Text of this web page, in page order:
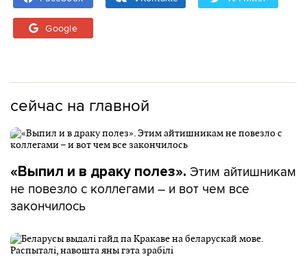
Google
сейчас на главной
«Выпил и в драку полез». Этим айтишникам
не повезло с коллегами – и вот чем все
закончилось